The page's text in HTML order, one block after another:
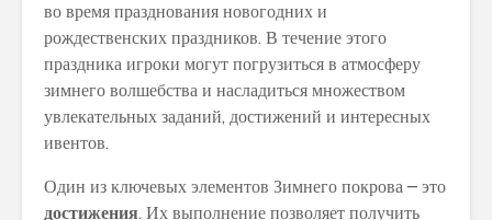
во время празднования новогодних и
рождественских праздников. В течение этого
праздника игроки могут погрузиться в атмосферу
зимнего волшебства и насладиться множеством
увлекательных заданий, достижений и интересных
ивентов.
Один из ключевых элементов Зимнего покрова – это
достижения. Их выполнение позволяет получить